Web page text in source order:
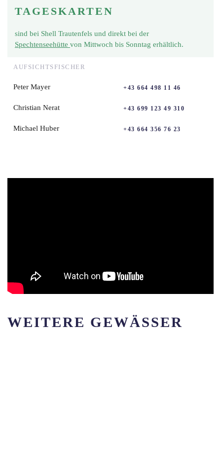
TAGESKARTEN
sind bei Shell Trautenfels und direkt bei der
Spechtenseehütte von Mittwoch bis Sonntag erhältlich.
AUFSICHTSFISCHER
Peter Mayer +43 664 498 11 46
Christian Nerat +43 699 123 49 310
Michael Huber +43 664 356 76 23
WEITERE GEWÄSSER